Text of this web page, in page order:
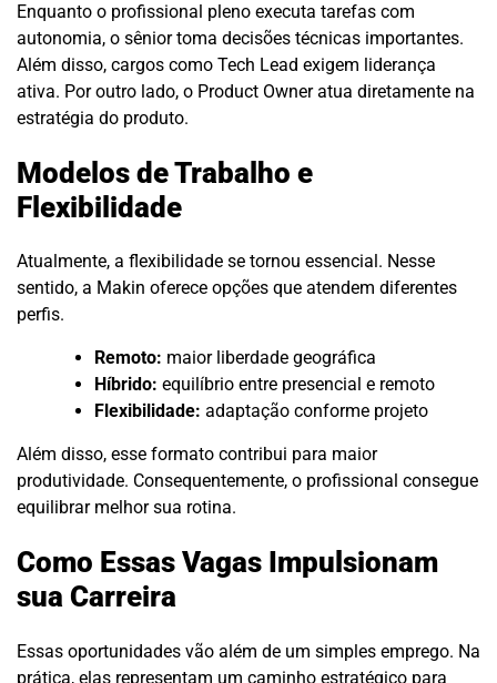
Enquanto o profissional pleno executa tarefas com
autonomia, o sênior toma decisões técnicas importantes.
Além disso, cargos como Tech Lead exigem liderança
ativa. Por outro lado, o Product Owner atua diretamente na
estratégia do produto.
Modelos de Trabalho e
Flexibilidade
Atualmente, a flexibilidade se tornou essencial. Nesse
sentido, a Makin oferece opções que atendem diferentes
perfis.
Remoto: maior liberdade geográfica
Híbrido: equilíbrio entre presencial e remoto
Flexibilidade: adaptação conforme projeto
Além disso, esse formato contribui para maior
produtividade. Consequentemente, o profissional consegue
equilibrar melhor sua rotina.
Como Essas Vagas Impulsionam
sua Carreira
Essas oportunidades vão além de um simples emprego. Na
prática, elas representam um caminho estratégico para